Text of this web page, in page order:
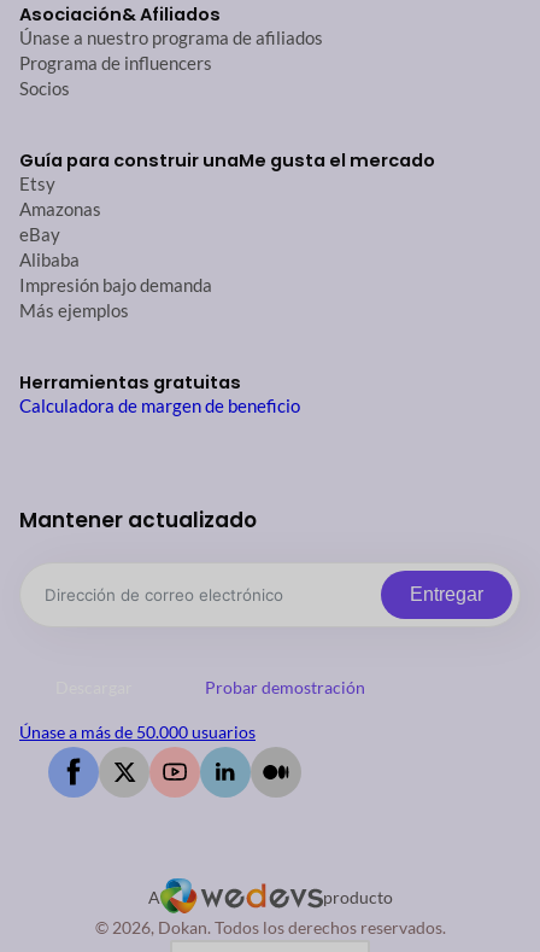
Asociación& Afiliados
Únase a nuestro programa de afiliados
Programa de influencers
Socios
Guía para construir unaMe gusta el mercado
Etsy
Amazonas
eBay
Alibaba
Impresión bajo demanda
Más ejemplos
Herramientas gratuitas
Calculadora de margen de beneficio
Mantener actualizado
Entregar
Probar demostración
Únase a más de 50.000 usuarios
A
producto
© 2026, Dokan. Todos los derechos reservados.